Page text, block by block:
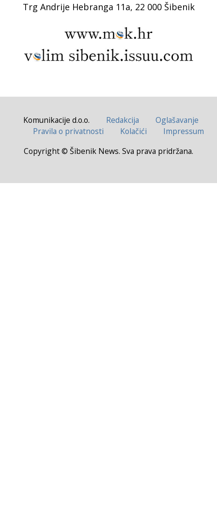
Trg Andrije Hebranga 11a, 22 000 Šibenik
Komunikacije d.o.o. Redakcija
Oglašavanje
Pravila o privatnosti
Kolačići
Impressum
Copyright © Šibenik News. Sva prava pridržana.